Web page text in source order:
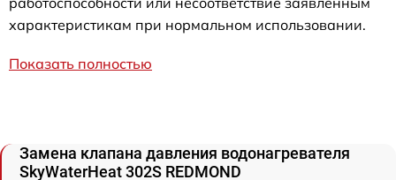
характеристикам при нормальном использовании.
Показать полностью
Замена клапана давления водонагревателя
SkyWaterHeat 302S REDMOND